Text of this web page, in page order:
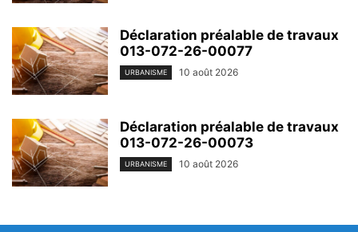
Déclaration préalable de travaux
013-072-26-00077
URBANISME 10 août 2026
Déclaration préalable de travaux
013-072-26-00073
URBANISME 10 août 2026